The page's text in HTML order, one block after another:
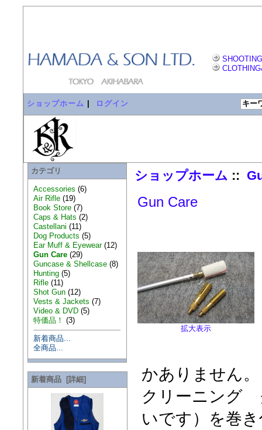
ショップホーム ログイン
カテゴリ
Accessories (6)
Air Rifle(19)
Book Store(7)
Caps & Hats (2)
Castellani (11)
Dog Products (5)
Ear Muff & Eyewear(12)
Gun Care(29)
Guncase & Shellcase(8)
Hunting(5)
Rifle(11)
Shot Gun(12)
Vests & Jackets (7)
Video & DVD(5)
特価品！ (3)
新着商品...
全商品...
新着商品 [詳細]
ショップホーム ::
Gun Care
拡大表示
かありません
クリーニング
いです）を巻